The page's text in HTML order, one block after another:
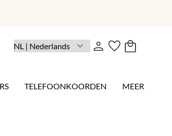
TELEFOONKOORDEN MEER